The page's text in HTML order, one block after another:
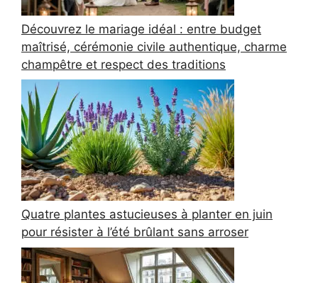
Découvrez le mariage idéal : entre budget
maîtrisé, cérémonie civile authentique, charme
champêtre et respect des traditions
Quatre plantes astucieuses à planter en juin
pour résister à l’été brûlant sans arroser